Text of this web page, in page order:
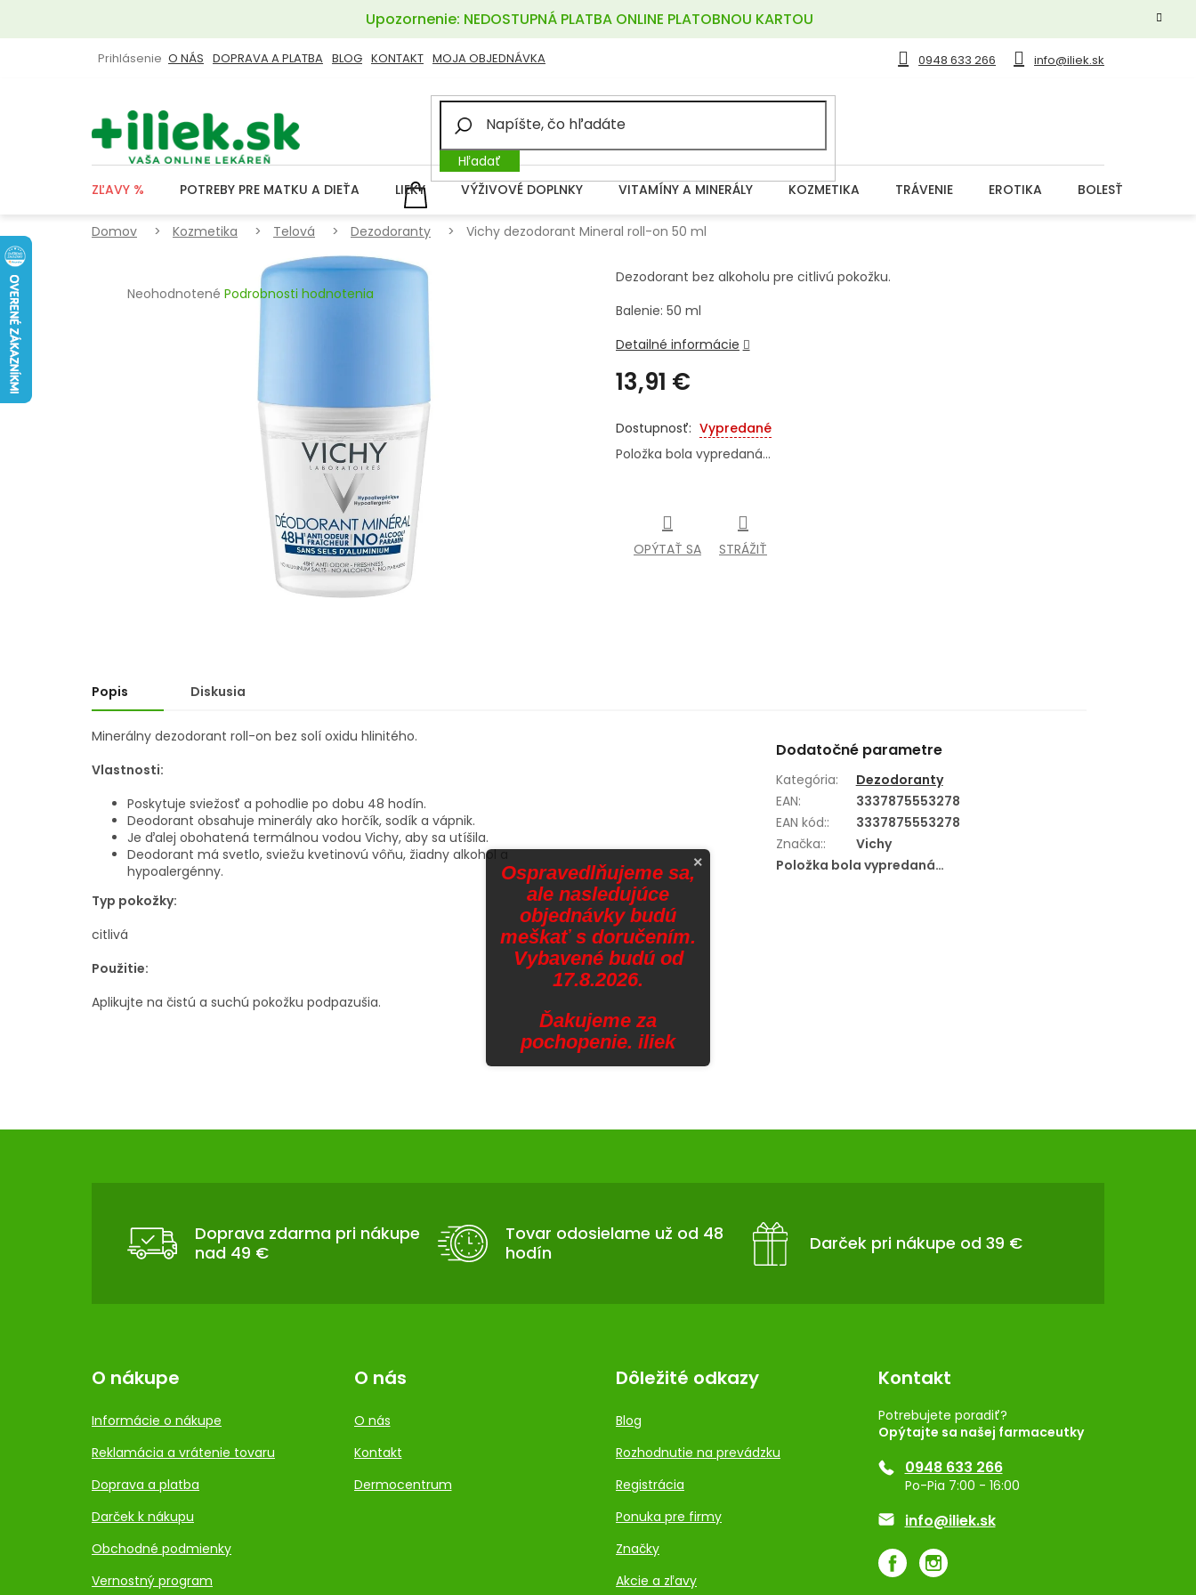
obsah
Upozornenie: NEDOSTUPNÁ PLATBA ONLINE PLATOBNOU KARTOU
0948 633 266 info@iliek.sk
O NÁS DOPRAVA A PLATBA BLOG KONTAKT MOJA OBJEDNÁVKA
Prihlásenie
Hľadať
NÁKUPNÝ
KOŠÍK
ZĽAVY % POTREBY PRE MATKU A DIEŤA LIEKY VÝŽIVOVÉ DOPLNKY VITAMÍNY A MINERÁLY KOZMETIKA TRÁVENIE EROTIKA BOLESŤ
Domov Kozmetika Telová Dezodoranty Vichy dezodorant Mineral roll-on 50 ml
Priemerné
Neohodnotené Podrobnosti hodnotenia
13,91 €
cena:
Vypredané
Položka bola vypredaná…
Dezodorant bez alkoholu pre citlivú pokožku.
Balenie: 50 ml
Detailné informácie
OPÝTAŤ SA STRÁŽIŤ
Popis Diskusia
Minerálny dezodorant roll-on bez solí oxidu hlinitého.
Vlastnosti:
Poskytuje sviežosť a pohodlie po dobu 48 hodín.
Deodorant obsahuje minerály ako horčík, sodík a vápnik.
Je ďalej obohatená termálnou vodou Vichy, aby sa utíšila.
Deodorant má svetlo, sviežu kvetinovú vôňu, žiadny alkohol a
hypoalergénny.
Typ pokožky:
citlivá
Použitie:
Aplikujte na čistú a suchú pokožku podpazušia.
Dodatočné parametre
Kategória:
Dezodoranty
EAN:
3337875553278
EAN kód::
3337875553278
Značka::
Vichy
Položka bola vypredaná…
Doprava zdarma pri nákupe
nad 49 €
Tovar odosielame už od 48
hodín
Darček pri nákupe od 39 €
O nákupe
Informácie o nákupe
Reklamácia a vrátenie tovaru
Doprava a platba
Darček k nákupu
Obchodné podmienky
Vernostný program
O nás
O nás
Kontakt
Dermocentrum
Dôležité odkazy
Blog
Rozhodnutie na prevádzku
Registrácia
Ponuka pre firmy
Značky
Akcie a zľavy
Kontakt
Potrebujete poradiť?
Opýtajte sa našej farmaceutky
0948 633 266
Po-Pia 7:00 - 16:00
info@iliek.sk
×
Ospravedlňujeme sa,
ale nasledujúce
objednávky budú
meškať s doručením.
Vybavené budú od
17.8.2026.
Ďakujeme za
pochopenie. iliek